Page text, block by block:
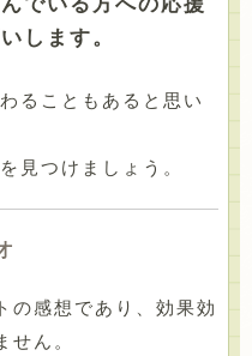
します。
ることもあると思い
見つけましょう。
の感想であり、効果効
せん。